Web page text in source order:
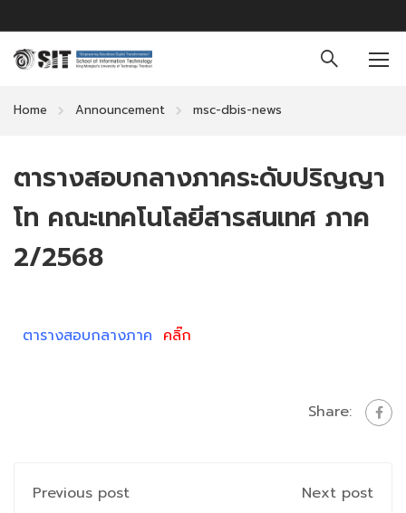
Home Announcement msc-dbis-news
ตารางสอบกลางภาคระดับปริญญา
โท คณะเทคโนโลยีสารสนเทศ ภาค
2/2568
ตารางสอบกลางภาค คลิ๊ก
Share:
Previous post
Next post